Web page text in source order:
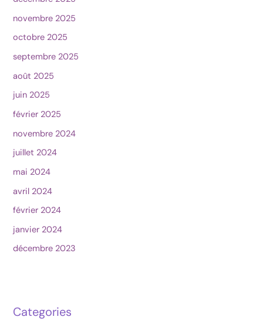
novembre 2025
octobre 2025
septembre 2025
août 2025
juin 2025
février 2025
novembre 2024
juillet 2024
mai 2024
avril 2024
février 2024
janvier 2024
décembre 2023
Categories